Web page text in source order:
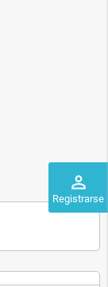
perm_identity
Registrarse